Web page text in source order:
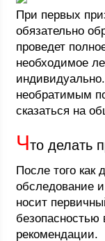
При первых
обязательно
проведет
необходимое
необратимым
сказаться на
Что делать
После того как
обследование
носит
рекомендации.